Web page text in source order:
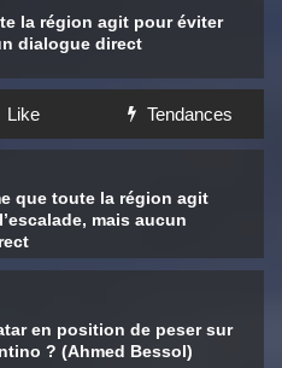
la région agit pour éviter
dialogue direct
Like Tendances
que toute la région agit
mais aucun
en position de peser sur
? (Ahmed Bessol)